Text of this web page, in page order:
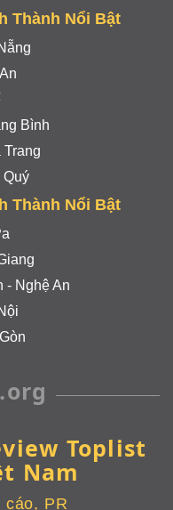
Thành Nổi Bật
Bình
Trang
Quý
Thành Nổi Bật
- Nghệ An
Toplist
Nam
cáo, PR